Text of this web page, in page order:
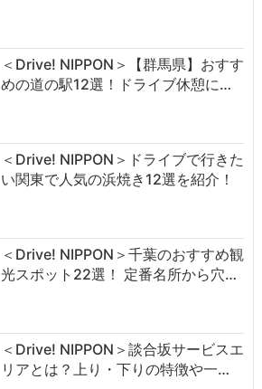
＜Drive! NIPPON＞【群馬県】おすす
めの道の駅12選！ドライブ休憩に…
＜Drive! NIPPON＞ドライブで行きた
い関東で人気の浜焼き12選を紹介！
＜Drive! NIPPON＞千葉のおすすめ観
光スポット22選！ 定番名所から穴…
＜Drive! NIPPON＞談合坂サービスエ
リアとは？上り・下りの特徴や一…